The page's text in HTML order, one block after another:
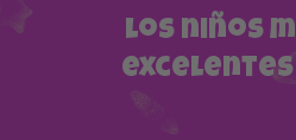
los niños
excelentes